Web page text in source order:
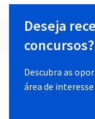
Deseja
concursos?
Descubra as
área de